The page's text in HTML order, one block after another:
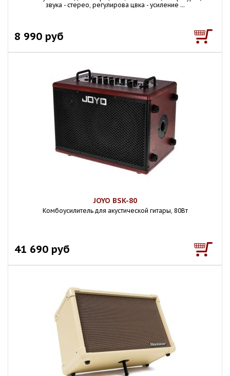
звука - стерео, регулирова цвка - усиление ...
8 990 руб
JOYO BSK-80
Комбоусилитель для акустической гитары, 80Вт
41 690 руб